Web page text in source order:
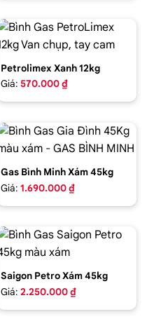
Petrolimex Xanh 12kg
Giá: 570.000 ₫
Gas Bình Minh Xám 45kg
Giá: 1.690.000 ₫
Saigon Petro Xám 45kg
Giá: 2.250.000 ₫